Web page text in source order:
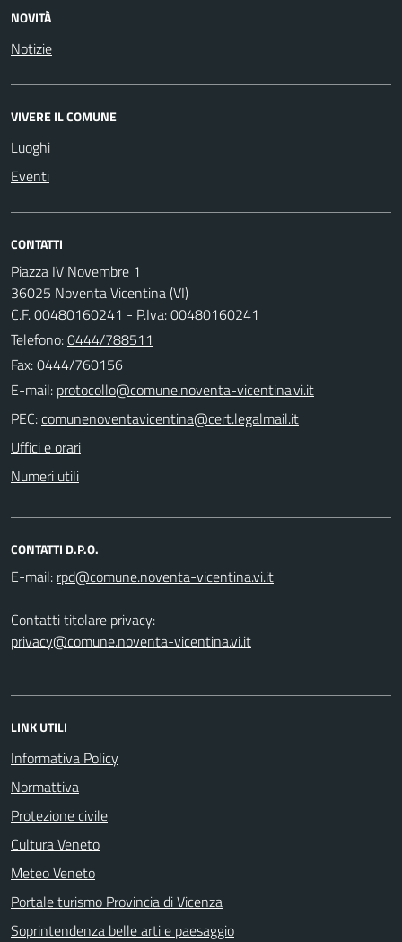
NOVITÀ
Notizie
VIVERE IL COMUNE
Luoghi
Eventi
CONTATTI
Piazza IV Novembre 1
36025 Noventa Vicentina (VI)
C.F. 00480160241 - P.Iva: 00480160241
Telefono:0444/788511
Fax: 0444/760156
E-mail:
PEC:
Uffici e orari
Numeri utili
CONTATTI D.P.O.
E-mail:
Contatti titolare privacy:
privacy@comune.noventa-vicentina.vi.it
LINK UTILI
Informativa Policy
Normattiva
Protezione civile
Cultura Veneto
Meteo Veneto
Portale turismo Provincia di Vicenza
Soprintendenza belle arti e paesaggio